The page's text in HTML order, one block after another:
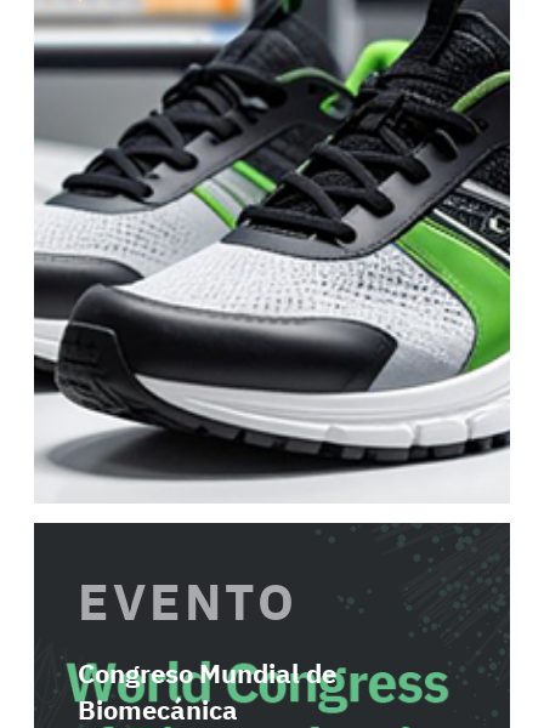
EVENTO
Congreso Mundial de
Biomecánica